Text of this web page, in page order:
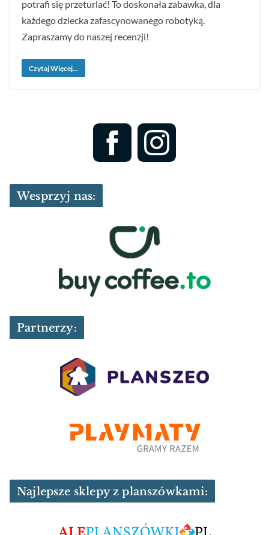
potrafi się przeturlać! To doskonała zabawka, dla
każdego dziecka zafascynowanego robotyką.
Zapraszamy do naszej recenzji!
Czytaj Więcej...
Wesprzyj nas:
Partnerzy:
Najlepsze sklepy z planszówkami: